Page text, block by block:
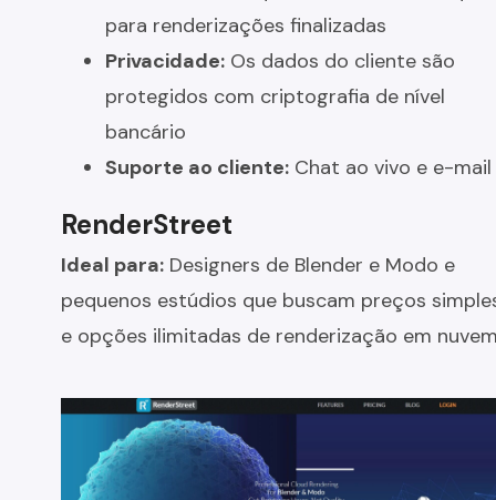
para renderizações finalizadas
Privacidade: Os dados do cliente são
protegidos com criptografia de nível
bancário
Suporte ao cliente: Chat ao vivo e e-mail
RenderStreet
Ideal para: Designers de Blender e Modo e
pequenos estúdios que buscam preços
e opções ilimitadas de renderização em